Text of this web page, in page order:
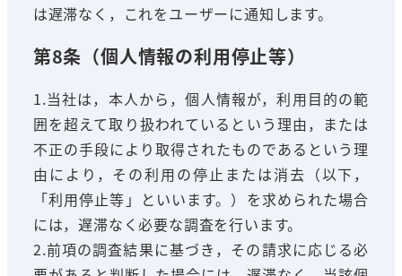
は遅滞なく，これをユーザーに通知します。
第8条（個人情報の利用停止等）
1.当社は，本人から，個人情報が，利用目的の範
囲を超えて取り扱われているという理由，または
不正の手段により取得されたものであるという理
由により，その利用の停止または消去（以下，
「利用停止等」といいます。）を求められた場合
には，遅滞なく必要な調査を行います。
2.前項の調査結果に基づき，その請求に応じる必